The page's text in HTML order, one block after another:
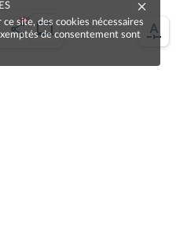
site, des cookies nécessaires
de consentement sont